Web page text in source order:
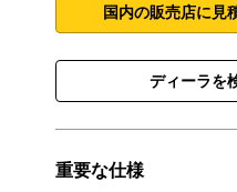
国内の販売店に見
ディーラを
重要な仕様